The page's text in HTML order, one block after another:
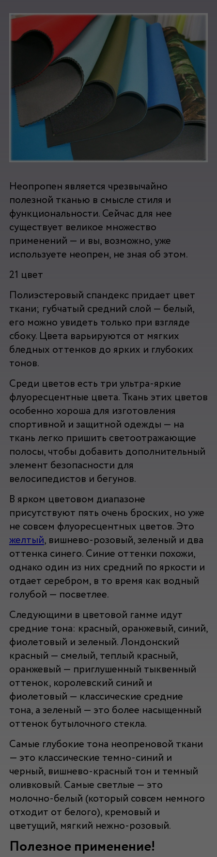
Неопропен является чрезвычайно
полезной тканью в смысле стиля и
функциональности. Сейчас для нее
существует великое множество
применений — и вы, возможно, уже
используете неопрен, не зная об этом.
21 цвет
Полиэстеровый спандекс придает цвет
ткани; губчатый средний слой — белый,
его можно увидеть только при взгляде
сбоку. Цвета варьируются от мягких
бледных оттенков до ярких и глубоких
тонов.
Среди цветов есть три ультра-яркие
флуоресцентные цвета. Ткань этих цветов
особенно хороша для изготовления
спортивной и защитной одежды — на
ткань легко пришить светоотражающие
полосы, чтобы добавить дополнительный
элемент безопасности для
велосипедистов и бегунов.
В ярком цветовом диапазоне
присутствуют пять очень броских, но уже
не совсем флуоресцентных цветов. Это
желтый, вишнево-розовый, зеленый и два
оттенка синего. Синие оттенки похожи,
однако один из них средний по яркости и
отдает серебром, в то время как водный
голубой — посветлее.
Следующими в цветовой гамме идут
средние тона: красный, оранжевый, синий,
фиолетовый и зеленый. Лондонский
красный — смелый, теплый красный,
оранжевый — приглушенный тыквенный
оттенок, королевский синий и
фиолетовый — классические средние
тона, а зеленый — это более насыщенный
оттенок бутылочного стекла.
Самые глубокие тона неопреновой ткани
— это классические темно-синий и
черный, вишнево-красный тон и темный
оливковый. Самые светлые — это
молочно-белый (который совсем немного
отходит от белого), кремовый и
цветущий, мягкий нежно-розовый.
Полезное применение!